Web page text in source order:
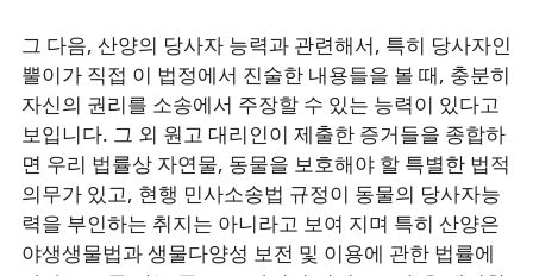
그 다음, 산양의 당사자 능력과 관련해서, 특히 당사자인
뿔이가 직접 이 법정에서 진술한 내용들을 볼 때, 충분히
자신의 권리를 소송에서 주장할 수 있는 능력이 있다고
보입니다. 그 외 원고 대리인이 제출한 증거들을 종합하
면 우리 법률상 자연물, 동물을 보호해야 할 특별한 법적
의무가 있고, 현행 민사소송법 규정이 동물의 당사자능
력을 부인하는 취지는 아니라고 보여 지며 특히 산양은
야생생물법과 생물다양성 보전 및 이용에 관한 법률에